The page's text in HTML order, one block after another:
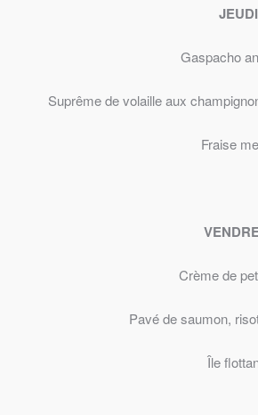
JEUDI
Gaspacho
Suprême de volaille aux
Fraise
Crème de
Pavé de saumon,
Île